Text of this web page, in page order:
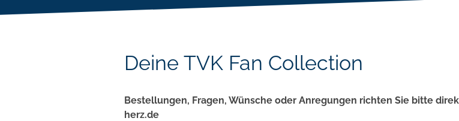
Deine TVK Fan Collection
Bestellungen, Fragen, Wünsche oder Anregungen richten Sie bitte
herz.de